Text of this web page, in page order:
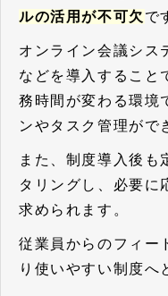
ルの活用が不可欠 で
オンライン会議シス
などを導入すること
務時間が変わる環境
ンやタスク管理がで
また、制度導入後も
タリングし、必要に
求められます。
従業員からのフィー
り使いやすい制度へ